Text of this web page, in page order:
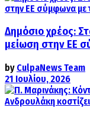
Δημόσιο χρέος:
μείωση στην ΕΕ
by CulpaNews Team
21 Ιουλίου, 2026